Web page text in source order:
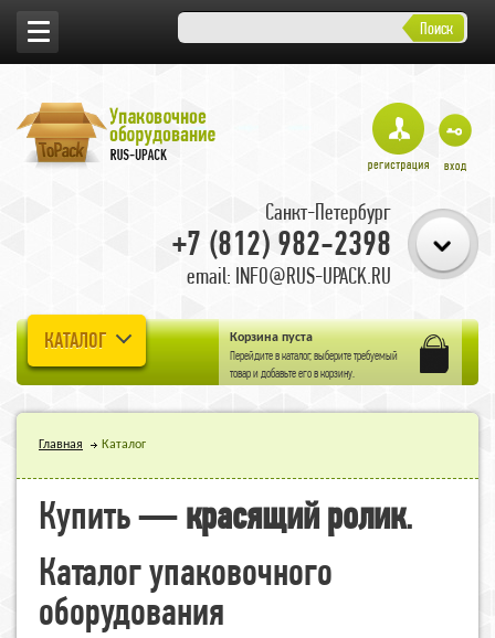
Поиск
Санкт-Петербург
+7 (812) 982-2398
email: INFO@RUS-UPACK.RU
КАТАЛОГ Корзина пуста
Перейдите вкаталог, выберите требуемый
товар и добавьте его в корзину.
Главная Каталог
Купить —красящий ролик.
Каталог упаковочного
оборудования